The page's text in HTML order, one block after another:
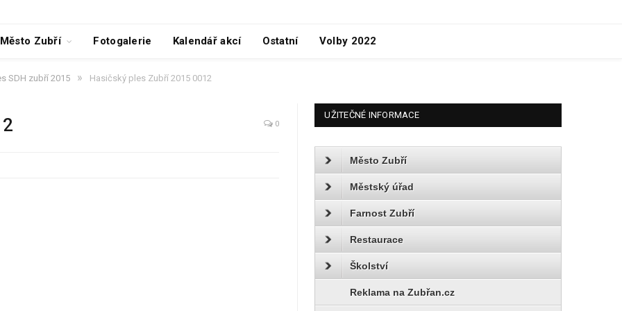
Město Zubří Fotogalerie Kalendář akcí Ostatní Volby 2022
SDH zubří 2015 » Hasičský ples Zubří 2015 0012
0
UŽITEČNÉ INFORMACE
Město Zubří
Městský úřad
Farnost Zubří
Restaurace
Školství
Reklama na Zubřan.cz